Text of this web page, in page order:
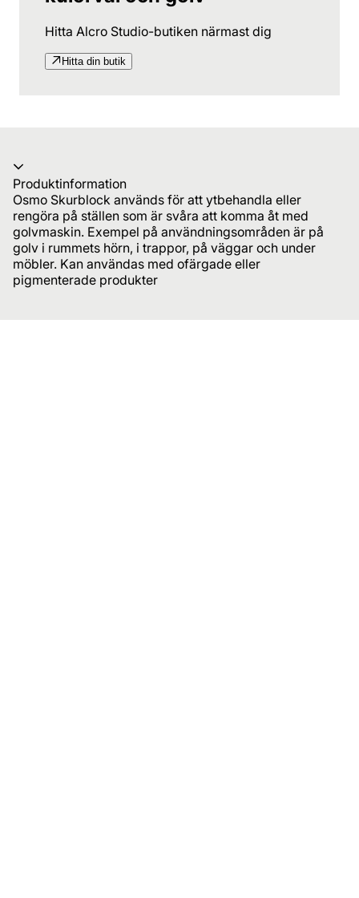
Hitta Alcro Studio-butiken närmast dig
Hitta din butik
Produktinformation
Osmo Skurblock används för att ytbehandla eller
rengöra på ställen som är svåra att komma åt med
golvmaskin. Exempel på användningsområden är på
golv i rummets hörn, i trappor, på väggar och under
möbler. Kan användas med ofärgade eller
pigmenterade produkter